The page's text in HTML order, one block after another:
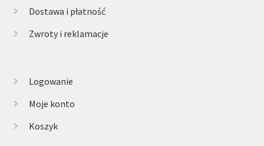
Dostawa i płatność
Zwroty i reklamacje
Logowanie
Moje konto
Koszyk